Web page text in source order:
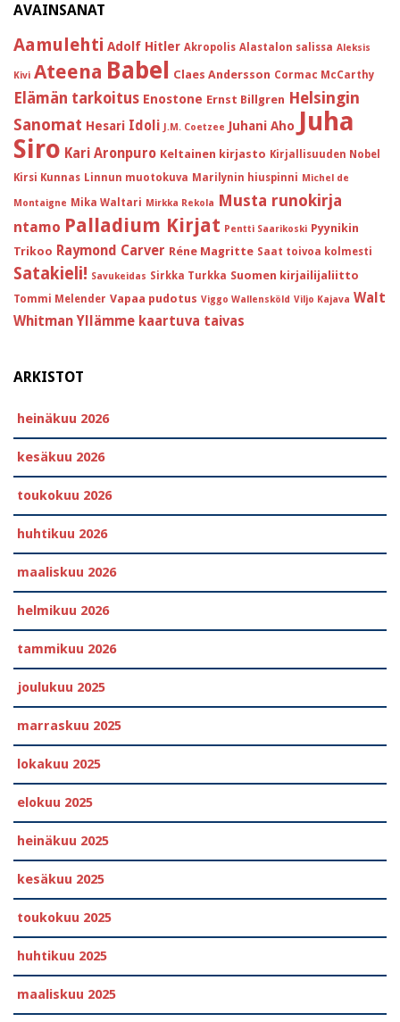
AVAINSANAT
Aamulehti Adolf Hitler Akropolis Alastalon salissa Aleksis
Kivi Ateena Babel Claes Andersson Cormac McCarthy
Elämän tarkoitus Enostone Ernst Billgren Helsingin
Sanomat Hesari Idoli J.M. Coetzee Juhani Aho Juha
Siro Kari Aronpuro Keltainen kirjasto Kirjallisuuden Nobel
Kirsi Kunnas Linnun muotokuva Marilynin hiuspinni Michel de
Montaigne Mika Waltari Mirkka Rekola Musta runokirja
ntamo Palladium Kirjat Pentti Saarikoski Pyynikin
Trikoo Raymond Carver Réne Magritte Saat toivoa kolmesti
Satakieli! Savukeidas Sirkka Turkka Suomen kirjailijaliitto
Tommi Melender Vapaa pudotus Viggo Wallensköld Viljo Kajava Walt
Whitman Yllämme kaartuva taivas
ARKISTOT
heinäkuu 2026
kesäkuu 2026
toukokuu 2026
huhtikuu 2026
maaliskuu 2026
helmikuu 2026
tammikuu 2026
joulukuu 2025
marraskuu 2025
lokakuu 2025
elokuu 2025
heinäkuu 2025
kesäkuu 2025
toukokuu 2025
huhtikuu 2025
maaliskuu 2025